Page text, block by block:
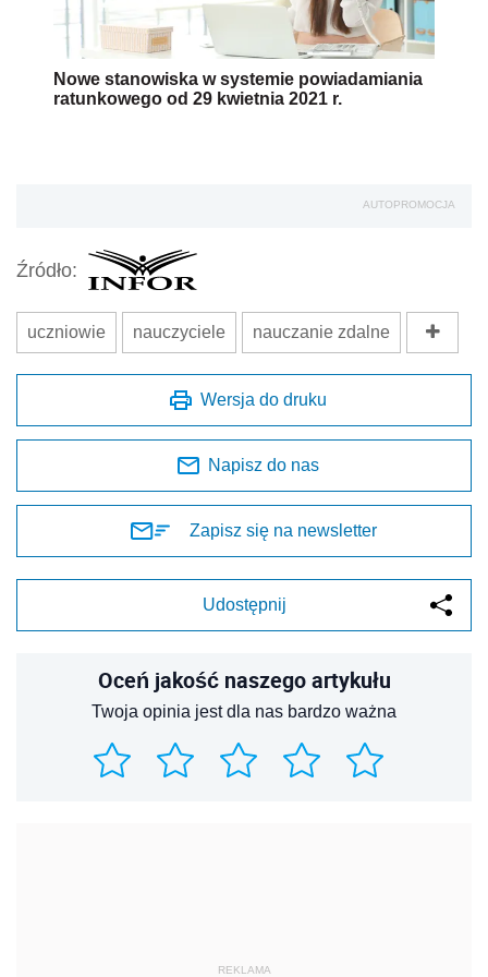
Nowe stanowiska w systemie powiadamiania
ratunkowego od 29 kwietnia 2021 r.
AUTOPROMOCJA
Źródło:
uczniowie nauczyciele nauczanie zdalne
Wersja do druku
Napisz do nas
Zapisz się na newsletter
Udostępnij
Oceń jakość naszego artykułu
Twoja opinia jest dla nas bardzo ważna
REKLAMA